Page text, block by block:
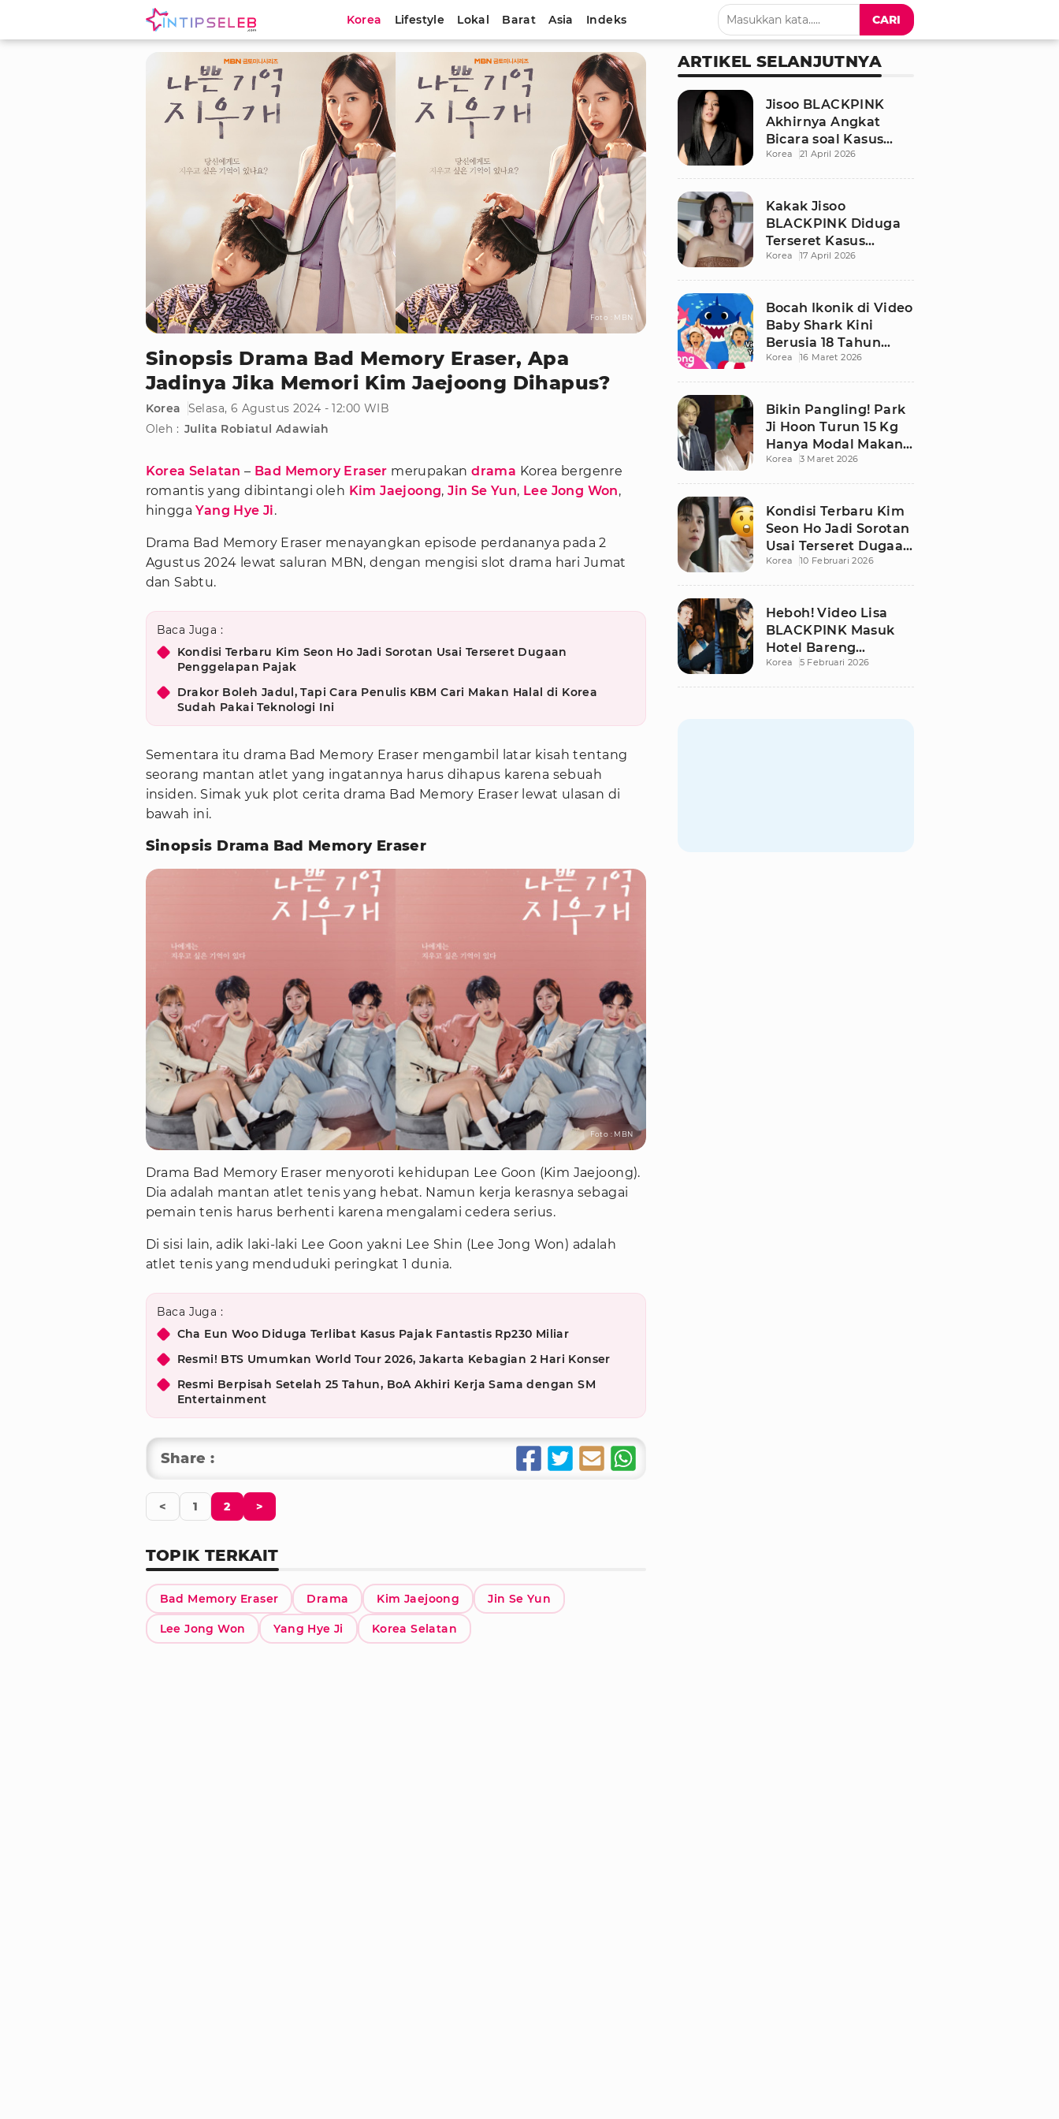
Korea Lifestyle Lokal Barat Asia Indeks CARI
Foto : MBN
Sinopsis Drama Bad Memory Eraser, Apa
Jadinya Jika Memori Kim Jaejoong Dihapus?
Korea
Selasa, 6 Agustus 2024 - 12:00 WIB
Oleh : Julita Robiatul Adawiah
Korea Selatan – Bad Memory Eraser merupakandrama Korea bergenre
romantis yang dibintangi oleh Kim Jaejoong,Jin Se Yun, Lee Jong Won,
hinggaYang Hye Ji.
Drama Bad Memory Eraser menayangkan episode perdananya pada 2
Agustus 2024 lewat saluran MBN, dengan mengisi slot drama hari Jumat
dan Sabtu.
Baca Juga :
Kondisi Terbaru Kim Seon Ho Jadi Sorotan Usai Terseret Dugaan
Penggelapan Pajak
Drakor Boleh Jadul, Tapi Cara Penulis KBM Cari Makan Halal di Korea
Sudah Pakai Teknologi Ini
Sementara itu drama Bad Memory Eraser mengambil latar kisah tentang
seorang mantan atlet yang ingatannya harus dihapus karena sebuah
insiden. Simak yuk plot cerita drama Bad Memory Eraser lewat ulasan di
bawah ini.
Sinopsis Drama Bad Memory Eraser
Foto : MBN
Drama Bad Memory Eraser menyoroti kehidupan Lee Goon (Kim Jaejoong).
Dia adalah mantan atlet tenis yang hebat. Namun kerja kerasnya sebagai
pemain tenis harus berhenti karena mengalami cedera serius.
Di sisi lain, adik laki-laki Lee Goon yakni Lee Shin (Lee Jong Won) adalah
atlet tenis yang menduduki peringkat 1 dunia.
Baca Juga :
Cha Eun Woo Diduga Terlibat Kasus Pajak Fantastis Rp230 Miliar
Resmi! BTS Umumkan World Tour 2026, Jakarta Kebagian 2 Hari Konser
Resmi Berpisah Setelah 25 Tahun, BoA Akhiri Kerja Sama dengan SM
Entertainment
Share :
< 1 2 >
TOPIK TERKAIT
Bad Memory Eraser Drama Kim Jaejoong Jin Se Yun
Lee Jong Won Yang Hye Ji Korea Selatan
ARTIKEL SELANJUTNYA
Jisoo BLACKPINK
Akhirnya Angkat
Bicara soal Kasus
Dugaan Pelecehan
Korea 21 April 2026
Kakak Jisoo
BLACKPINK Diduga
Terseret Kasus
Pelecehan Seksual,
Korea 17 April 2026
Bocah Ikonik di Video
Baby Shark Kini
Berusia 18 Tahun
Bikin Publik
Korea 16 Maret 2026
Bikin Pangling! Park
Ji Hoon Turun 15 Kg
Hanya Modal Makan
Apel, Visual
Korea 3 Maret 2026
Kondisi Terbaru Kim
Seon Ho Jadi Sorotan
Usai Terseret Dugaan
Penggelapan Pajak
Korea 10 Februari 2026
Heboh! Video Lisa
BLACKPINK Masuk
Hotel Bareng
Frederic Arnault Picu
Korea 5 Februari 2026